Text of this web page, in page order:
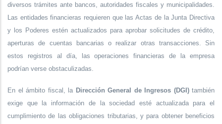
diversos trámites ante bancos, autoridades fiscales y municipalidades.
Las entidades financieras requieren que las Actas de la Junta Directiva
y los Poderes estén actualizados para aprobar solicitudes de crédito,
aperturas de cuentas bancarias o realizar otras transacciones. Sin
estos registros al día, las operaciones financieras de la empresa
podrían verse obstaculizadas.
En el ámbito fiscal, la Dirección General de Ingresos (DGI)también
exige que la información de la sociedad esté actualizada para el
cumplimiento de las obligaciones tributarias, y para obtener beneficios